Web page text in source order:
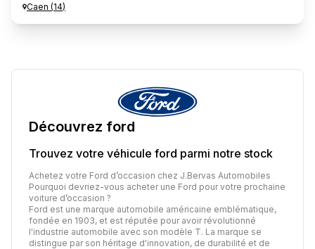
Caen (14)
Découvrez ford
Trouvez votre véhicule ford parmi notre stock
Achetez votre Ford d’occasion chez J.Bervas Automobiles
Pourquoi devriez-vous acheter une Ford pour votre prochaine
voiture d’occasion ?
Ford est une marque automobile américaine emblématique,
fondée en 1903, et est réputée pour avoir révolutionné
l'industrie automobile avec son modèle T. La marque se
distingue par son héritage d'innovation, de durabilité et de